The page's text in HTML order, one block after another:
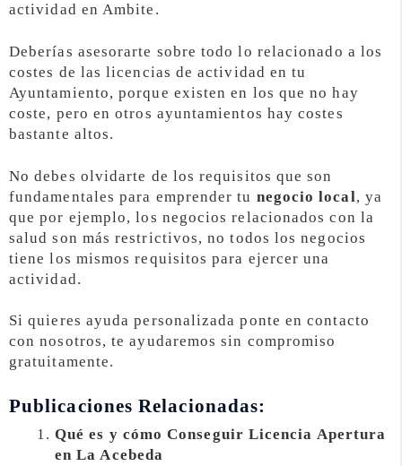
actividad en Ambite.
Deberías asesorarte sobre todo lo relacionado a los
costes de las licencias de actividad en tu
Ayuntamiento, porque existen en los que no hay
coste, pero en otros ayuntamientos hay costes
bastante altos.
No debes olvidarte de los requisitos que son
fundamentales para emprender tu negocio local, ya
que por ejemplo, los negocios relacionados con la
salud son más restrictivos, no todos los negocios
tiene los mismos requisitos para ejercer una
actividad.
Si quieres ayuda personalizada ponte en contacto
con nosotros, te ayudaremos sin compromiso
gratuitamente.
Publicaciones Relacionadas:
Qué es y cómo Conseguir Licencia Apertura
en La Acebeda